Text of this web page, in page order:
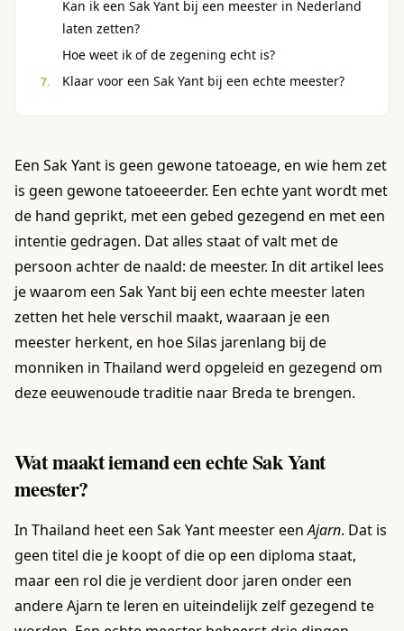
Kan ik een Sak Yant bij een meester in Nederland
laten zetten?
Hoe weet ik of de zegening echt is?
Klaar voor een Sak Yant bij een echte meester?
Een Sak Yant is geen gewone tatoeage, en wie hem zet
is geen gewone tatoeeerder. Een echte yant wordt met
de hand geprikt, met een gebed gezegend en met een
intentie gedragen. Dat alles staat of valt met de
persoon achter de naald: de meester. In dit artikel lees
je waarom een Sak Yant bij een echte meester laten
zetten het hele verschil maakt, waaraan je een
meester herkent, en hoe Silas jarenlang bij de
monniken in Thailand werd opgeleid en gezegend om
deze eeuwenoude traditie naar Breda te brengen.
Wat maakt iemand een echte Sak Yant
meester?
In Thailand heet een Sak Yant meester eenAjarn. Dat is
geen titel die je koopt of die op een diploma staat,
maar een rol die je verdient door jaren onder een
andere Ajarn te leren en uiteindelijk zelf gezegend te